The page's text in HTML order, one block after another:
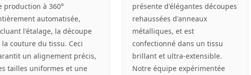
production à 360°
automatisée,
l'étalage, la découpe
la couture du tissu. Ceci
un alignement précis,
tailles uniformes et une
présente d'élégantes découpes
rehaussées d'anneaux
métalliques, et est
confectionné dans un tissu
brillant et ultra-extensible.
Notre équipe expérimentée